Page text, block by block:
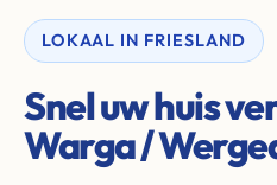
LOKAAL IN FRIESLAND
Snel uw huis
Warga /